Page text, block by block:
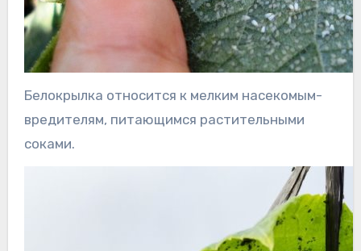
Белокрылка относится к мелким насекомым-
вредителям, питающимся растительными
соками.